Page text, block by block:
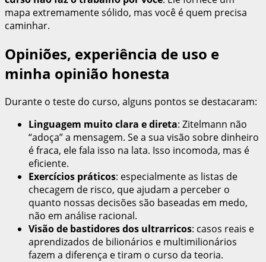
mapa extremamente sólido, mas você é quem precisa
caminhar.
Opiniões, experiência de uso e
minha opinião honesta
Durante o teste do curso, alguns pontos se destacaram:
Linguagem muito clara e direta: Zitelmann não
“adoça” a mensagem. Se a sua visão sobre dinheiro
é fraca, ele fala isso na lata. Isso incomoda, mas é
eficiente.
Exercícios práticos: especialmente as listas de
checagem de risco, que ajudam a perceber o
quanto nossas decisões são baseadas em medo,
não em análise racional.
Visão de bastidores dos ultrarricos: casos reais e
aprendizados de bilionários e multimilionários
fazem a diferença e tiram o curso da teoria.